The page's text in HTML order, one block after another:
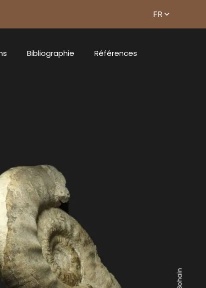
Bibliographie Références